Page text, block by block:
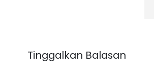
Tinggalkan Balasan